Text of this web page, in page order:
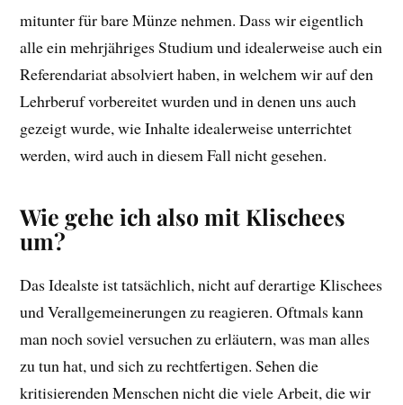
mitunter für bare Münze nehmen. Dass wir eigentlich
alle ein mehrjähriges Studium und idealerweise auch ein
Referendariat absolviert haben, in welchem wir auf den
Lehrberuf vorbereitet wurden und in denen uns auch
gezeigt wurde, wie Inhalte idealerweise unterrichtet
werden, wird auch in diesem Fall nicht gesehen.
Wie gehe ich also mit Klischees
um?
Das Idealste ist tatsächlich, nicht auf derartige Klischees
und Verallgemeinerungen zu reagieren. Oftmals kann
man noch soviel versuchen zu erläutern, was man alles
zu tun hat, und sich zu rechtfertigen. Sehen die
kritisierenden Menschen nicht die viele Arbeit, die wir